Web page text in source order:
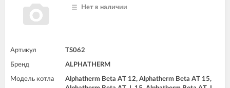
Нет в наличии
Артикул TS062
Бренд ALPHATHERM
Модель котла
Alphatherm Beta AT 12, Alphatherm Beta AT 15,